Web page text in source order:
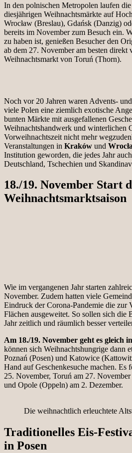
In den polnischen Metropolen laufen
diesjährigen Weihnachtsmärkte auf
Wrocław (Breslau), Gdańsk (Danzig)
bereits im November zum Besuch ein.
zu haben ist, genießen Besucher den
ab dem 27. November am besten direkt
Weihnachtsmarkt von Toruń (Thorn).
Noch vor 20 Jahren waren Advents-
viele Polen eine ziemlich exotische
bunten Märkte mit ausgefallenen
Weihnachtshandwerk und winterlichen
Vorweihnachtszeit nicht mehr
Veranstaltungen in Kraków und
Institution geworden, die jedes Jahr
Deutschland, Tschechien und
18./19. November Start
Weihnachtsmarktsaison
Wie im vergangenen Jahr starten
November. Zudem hatten viele
Eindruck der Corona-Pandemie die zur
Flächen ausgeweitet. So sollen sich die
Jahr zeitlich und räumlich besser
Am 18./19. November geht es gleich
können sich Weihnachtshungrige dann
Poznań (Posen) und Katowice
Hand auf Geschenkesuche machen. Es
25. November, Toruń am 27.
und Opole (Oppeln) am 2. Dezember.
Die weihnachtlich erleuchtete
Traditionelles Eis-
in Posen